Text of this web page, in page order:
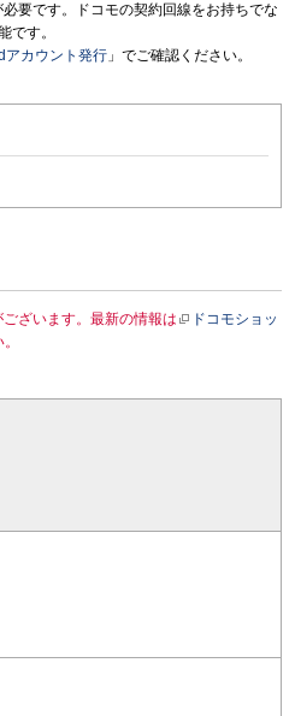
要です。ドコモの契約回線をお持ちでな
です。
アカウント発行 」でご確認ください。
ざいます。最新の情報は
ドコモショッ